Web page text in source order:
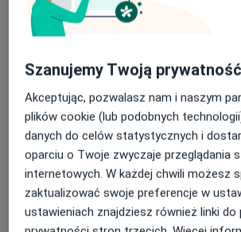
Od 329 zł
Szczegóły
Konsultacja laryngologiczna
Od 319 zł
Szczegóły konsultacja
Umów
+ 32 usługi
Szanujemy Twoją prywatność
Akceptując, pozwalasz nam i naszym
plików cookie (lub podobnych
danych do celów statystycznych i
oparciu o Twoje zwyczaje przeglądania
internetowych. W każdej chwili możesz
zaktualizować swoje preferencje w
ustawieniach znajdziesz również linki do